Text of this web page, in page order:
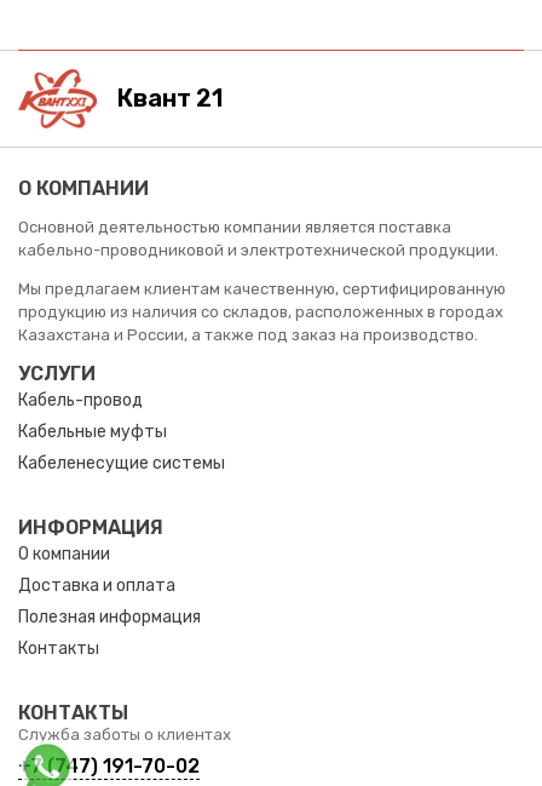
Квант 21
О КОМПАНИИ
Основной деятельностью компании является поставка
кабельно-проводниковой и электротехнической продукции.
Мы предлагаем клиентам качественную, сертифицированную
продукцию из наличия со складов, расположенных в городах
Казахстана и России, а также под заказ на производство.
УСЛУГИ
Кабель-провод
Кабельные муфты
Кабеленесущие системы
ИНФОРМАЦИЯ
О компании
Доставка и оплата
Полезная информация
Контакты
КОНТАКТЫ
Служба заботы о клиентах
+7 (747) 191-70-02